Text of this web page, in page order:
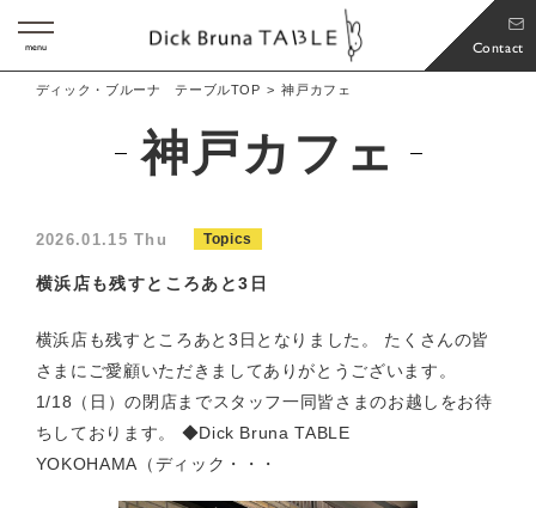
Contact
menu
ディック・ブルーナ テーブルTOP 神戸カフェ
神戸カフェ
2026.01.15 Thu Topics
横浜店も残すところあと3日
横浜店も残すところあと3日となりました。 たくさんの皆
さまにご愛顧いただきましてありがとうございます。
1/18（日）の閉店までスタッフ一同皆さまのお越しをお待
ちしております。 ◆Dick Bruna TABLE
YOKOHAMA（ディック・・・